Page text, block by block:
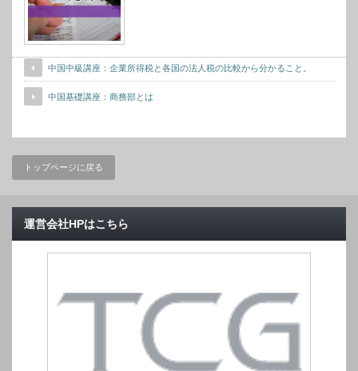
中国中級講座：企業所得税と各国の法人税の比較から分かること。
中国基礎講座：商務部とは
トップページに戻る
運営会社HPはこちら